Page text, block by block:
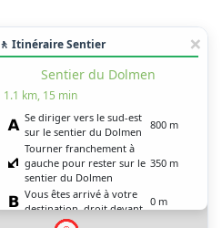
🚶 Itinéraire Sentier
Sentier du Dolmen
1.1 km, 15 min
Se diriger vers le sud-est
sur le sentier du Dolmen
800 m
Tourner franchement à
gauche pour rester sur le
sentier du Dolmen
350 m
Vous êtes arrivé à votre
destination, droit devant
0 m